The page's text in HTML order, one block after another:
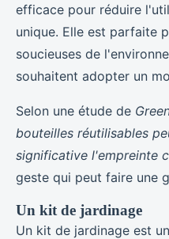
efficace pour réduire
unique. Elle est parfaite
soucieuses de
souhaitent adopter un
Selon une étude de
bouteilles réutilisables
significative l'empreinte
geste qui peut faire une
Un kit de jardinage
Un kit de jardinage est